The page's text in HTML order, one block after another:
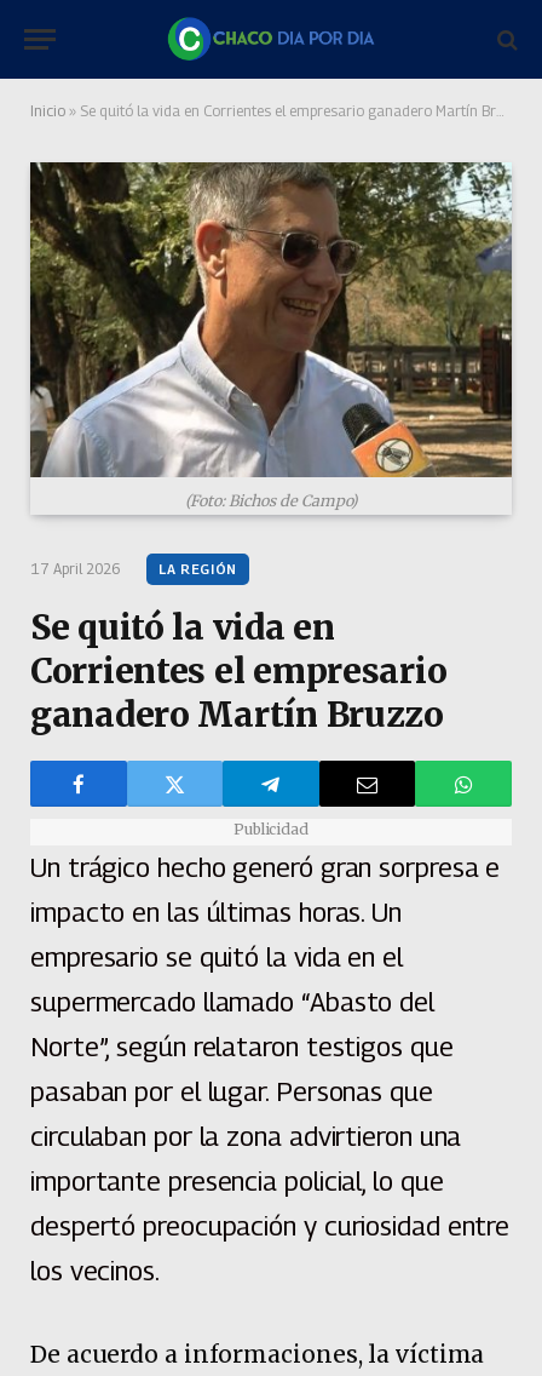
Inicio » Se quitó la vida en Corrientes el empresario ganadero Martín Bruzzo
17 April 2026 LA REGIÓN
Se quitó la vida en
Corrientes el empresario
ganadero Martín Bruzzo
(Foto: Bichos de Campo)
Publicidad
Un trágico hecho generó gran sorpresa e
impacto en las últimas horas. Un
empresario se quitó la vida en el
supermercado llamado “Abasto del
Norte”, según relataron testigos que
pasaban por el lugar. Personas que
circulaban por la zona advirtieron una
importante presencia policial, lo que
despertó preocupación y curiosidad entre
los vecinos.
De acuerdo a informaciones, la víctima